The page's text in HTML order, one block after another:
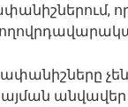
անվավեր